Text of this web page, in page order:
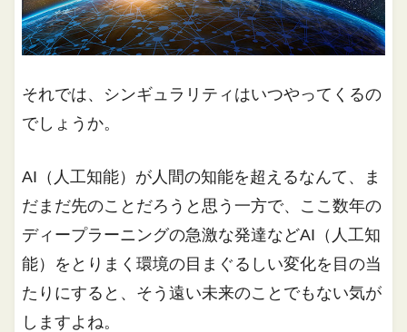
それでは、シンギュラリティはいつやってくるの
でしょうか。
AI（人工知能）が人間の知能を超えるなんて、ま
だまだ先のことだろうと思う一方で、ここ数年の
ディープラーニングの急激な発達などAI（人工知
能）をとりまく環境の目まぐるしい変化を目の当
たりにすると、そう遠い未来のことでもない気が
しますよね。